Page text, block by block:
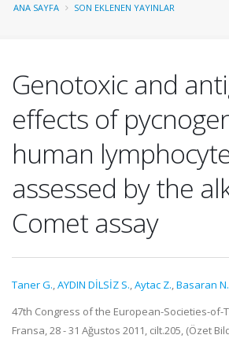
ANA SAYFA SON EKLENEN YAYINLAR
Genotoxic and
effects of
human
assessed by the
Comet assay
Taner G.,AYDIN DİLSİZ S.,Aytac Z.,Basaran N.
47th Congress of the European-Societies-of-
Fransa, 28 - 31 Ağustos 2011, cilt.205, (Özet